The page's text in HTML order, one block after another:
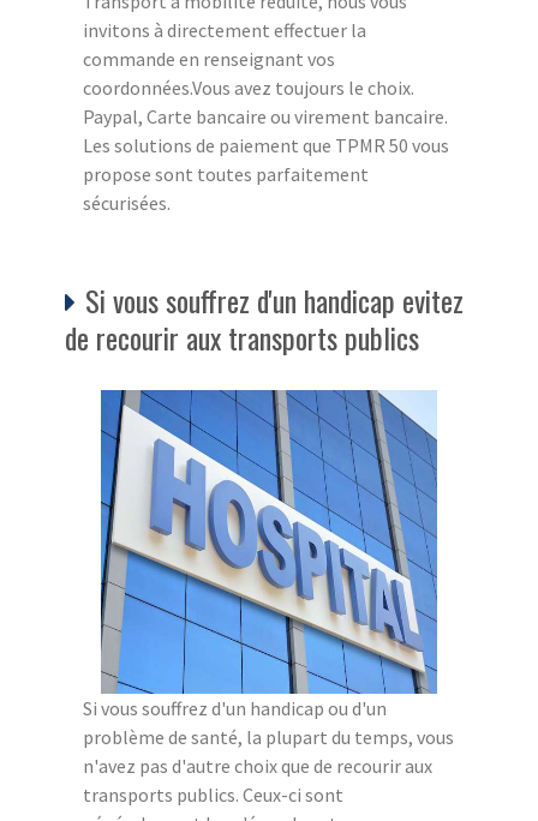
invitons à directement effectuer la
commande en renseignant vos
coordonnées.Vous avez toujours le choix.
Paypal, Carte bancaire ou virement bancaire.
Les solutions de paiement que TPMR 50 vous
propose sont toutes parfaitement
sécurisées.
Si vous souffrez d'un handicap evitez
de recourir aux transports publics
Si vous souffrez d'un handicap ou d'un
problème de santé, la plupart du temps, vous
n'avez pas d'autre choix que de recourir aux
transports publics. Ceux-ci sont